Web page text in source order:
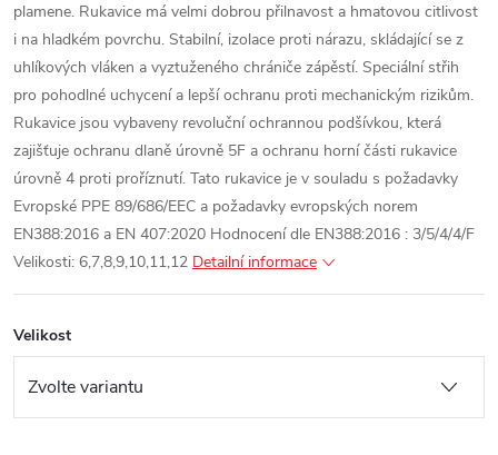
plamene. Rukavice má velmi dobrou přilnavost a hmatovou citlivost
i na hladkém povrchu. Stabilní, izolace proti nárazu, skládající se z
uhlíkových vláken a vyztuženého chrániče zápěstí. Speciální střih
pro pohodlné uchycení a lepší ochranu proti mechanickým rizikům.
Rukavice jsou vybaveny revoluční ochrannou podšívkou, která
zajišťuje ochranu dlaně úrovně 5F a ochranu horní části rukavice
úrovně 4 proti proříznutí. Tato rukavice je v souladu s požadavky
Evropské PPE 89/686/EEC a požadavky evropských norem
EN388:2016 a EN 407:2020 Hodnocení dle EN388:2016 : 3/5/4/4/F
Velikosti: 6,7,8,9,10,11,12 Detailní informace
Velikost